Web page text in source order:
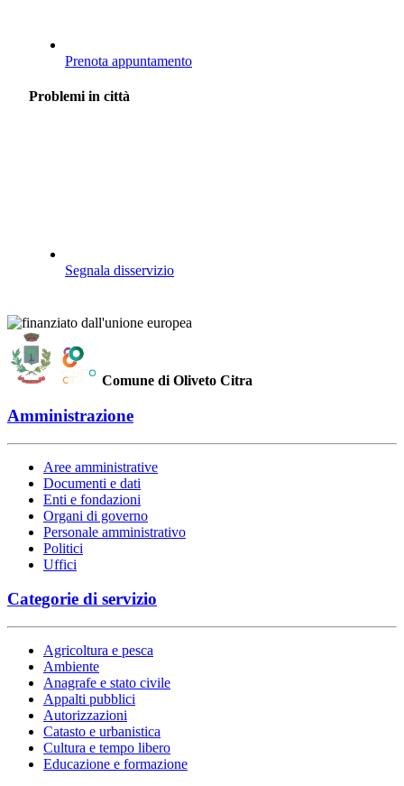
Prenota appuntamento
Problemi in città
Segnala disservizio
Comune di Oliveto Citra
Amministrazione
Aree amministrative
Documenti e dati
Enti e fondazioni
Organi di governo
Personale amministrativo
Politici
Uffici
Categorie di servizio
Agricoltura e pesca
Ambiente
Anagrafe e stato civile
Appalti pubblici
Autorizzazioni
Catasto e urbanistica
Cultura e tempo libero
Educazione e formazione